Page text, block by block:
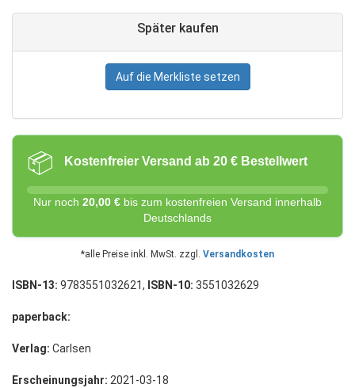
Später kaufen
Auf die Merkliste setzen
📦 Kostenfreier Versand ab 20 € Bestellwert
Nur noch 20,00 € bis zum kostenfreien Versand innerhalb
Deutschlands
*alle Preise inkl. MwSt. zzgl. Versandkosten
ISBN-13: 9783551032621, ISBN-10: 3551032629
paperback:
Verlag: Carlsen
Erscheinungsjahr: 2021-03-18